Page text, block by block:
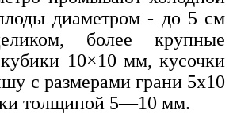
диаметром - до 5 см
более крупные
10×10 мм, кусочки
с размерами грани 5x10
толщиной 5—10 мм.